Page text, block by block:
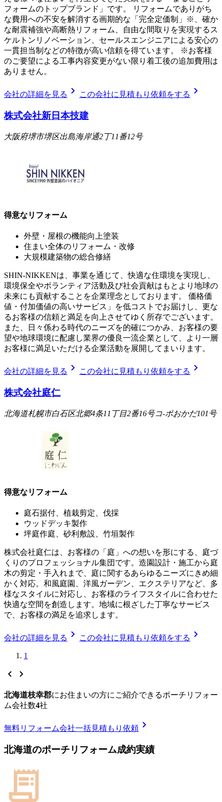
フォームのトップブランド」です。 リフォームでありがち
な費用への不安を解消する画期的な「完全定価制」※、確か
な耐震補強や高断熱リフォーム、自由な間取りを実現するス
ケルトンリノベーション、セールスエンジニアによる安心の
一貫担当制などの特徴が高い信頼を得ています。 ※お客様
のご要望による工事内容変更がない限り着工後の追加費用は
ありません。
会社の詳細を見る chevron_right この会社に見積もり依頼をする chevron_right
株式会社新日本技建
大阪府堺市堺区出島海岸通2丁11番12号
得意なリフォーム
外壁・屋根の機能向上塗装
住まい全体のリフォーム・改修
大規模建築物の総合修繕
SHIN-NIKKENは、事業を通じて、快適な住環境を実現し、
環境保全やボランティア活動及び社会貢献はもとより地球の
未来にも貢献することを企業理念としております。 価格価
値・付加価値の高いサービス」を低コストでお届けし、更な
るお客様の信頼と満足を向上させてゆく所存でございます。
また、日々係わる時代のニーズを的確につかみ、お客様の要
望や地球環境に配慮し業界の優良一流企業として、より一層
お客様に満足いただける企業活動を展開してまいります。
会社の詳細を見る chevron_right この会社に見積もり依頼をする chevron_right
株式会社庭仁
北海道札幌市白石区北郷4条11丁目2番16号コ-ポおかだ101号
得意なリフォーム
庭石据付、植栽剪定、伐採
ウッドデッキ製作
坪庭作庭、砂利敷設、竹垣製作
株式会社庭仁は、お客様の「庭」への想いを形にする、庭づ
くりのプロフェッショナル集団です。造園設計・施工から庭
木の剪定・手入れまで、庭に関するあらゆるニーズにきめ細
かく対応。和風庭園、洋風ガーデン、エクステリアなど、多
様なスタイルに対応し、お客様のライフスタイルに合わせた
快適な空間を創造します。地域に根ざした丁寧なサービス
で、お客様の満足を追求します。
会社の詳細を見る chevron_right この会社に見積もり依頼をする chevron_right
1
chevron_left chevron_right
北海道枝幸郡にお住まいの方にご紹介できるポーチリフォー
ム会社数4社
無料リフォーム会社一括見積もり依頼 chevron_right
北海道のポーチリフォーム成約実績